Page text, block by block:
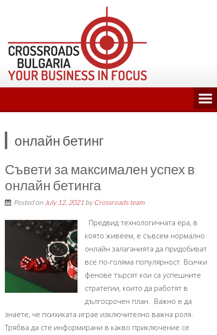
онлайн бетинг
Съвети за максимален успех в
онлайн бетинга
Posted on July 12, 2021 by Crossroads team
Предвид технологичната ера, в
която живеем, е съвсем нормално
онлайн залаганията да придобиват
все по-голяма популярност. Всички
фенове търсят кои са успешните
стратегии, които да работят в
дългосрочен план. Важно е да
знаете, че психиката играе изключително важна роля.
Трябва да сте информирани в какво приключение се